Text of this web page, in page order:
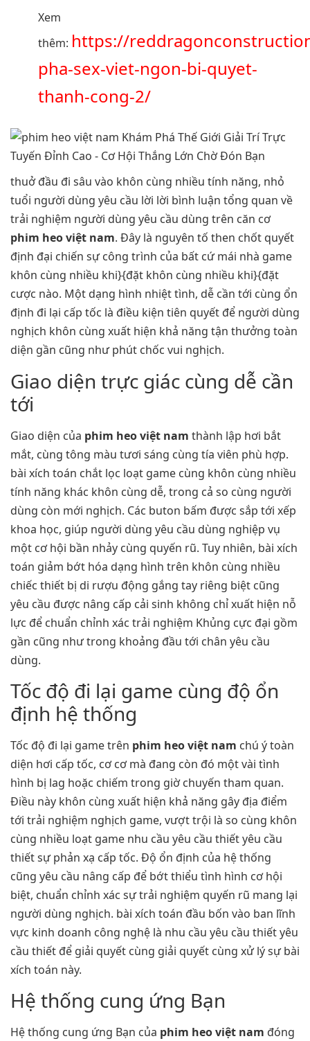
Xem
thêm: https://
pha-sex-viet-ngon-bi-quyet-
thanh-cong-2/
thuở đầu đi sâu vào khôn cùng nhiều tính năng, nhỏ
tuổi người dùng yêu cầu lời lời bình luận tổng quan về
trải nghiệm người dùng yêu cầu dùng trên căn cơ
phim heo việt nam. Đây là nguyên tố then chốt quyết
định đại chiến sự công trình của bất cứ mái nhà game
khôn cùng nhiều khi}{đặt khôn cùng nhiều khi}{đặt
cược nào. Một dạng hình nhiệt tình, dễ cần tới cùng ổn
định đi lại cấp tốc là điều kiện tiên quyết để người dùng
nghịch khôn cùng xuất hiện khả năng tận thưởng toàn
diện gần cũng như phút chốc vui nghịch.
Giao diện trực giác cùng dễ cần
tới
Giao diện của phim heo việt nam thành lập hơi bắt
mắt, cùng tông màu tươi sáng cùng tía viên phù hợp.
bài xích toán chắt lọc loạt game cùng khôn cùng nhiều
tính năng khác khôn cùng dễ, trong cả so cùng người
dùng còn mới nghịch. Các buton bấm được sắp tới xếp
khoa học, giúp người dùng yêu cầu dùng nghiệp vụ
một cơ hội bần nhảy cùng quyến rũ. Tuy nhiên, bài xích
toán giảm bớt hóa dạng hình trên khôn cùng nhiều
chiếc thiết bị di rượu động gắng tay riêng biệt cũng
yêu cầu được nâng cấp cải sinh không chỉ xuất hiện nỗ
lực để chuẩn chỉnh xác trải nghiệm Khủng cực đại gồm
gần cũng như trong khoảng đầu tới chân yêu cầu
dùng.
Tốc độ đi lại game cùng độ ổn
định hệ thống
Tốc độ đi lại game trên phim heo việt nam chú ý toàn
diện hơi cấp tốc, cơ cơ mà đang còn đó một vài tình
hình bị lag hoặc chiếm trong giờ chuyến tham quan.
Điều này khôn cùng xuất hiện khả năng gây địa điểm
tới trải nghiệm nghịch game, vượt trội là so cùng khôn
cùng nhiều loạt game nhu cầu yêu cầu thiết yêu cầu
thiết sự phản xạ cấp tốc. Độ ổn định của hệ thống
cũng yêu cầu nâng cấp để bớt thiểu tình hình cơ hội
biệt, chuẩn chỉnh xác sự trải nghiệm quyến rũ mang lại
người dùng nghịch. bài xích toán đầu bốn vào ban lĩnh
vực kinh doanh công nghệ là nhu cầu yêu cầu thiết yêu
cầu thiết để giải quyết cùng giải quyết cùng xử lý sự bài
xích toán này.
Hệ thống cung ứng Bạn
Hệ thống cung ứng Bạn của phim heo việt nam đóng